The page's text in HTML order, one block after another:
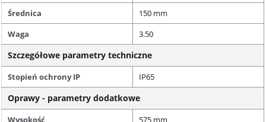
Średnica
150 mm
Waga
3.50
Szczegółowe parametry techniczne
Stopień ochrony IP IP65
Oprawy - parametry dodatkowe
Wysokość 575 mm